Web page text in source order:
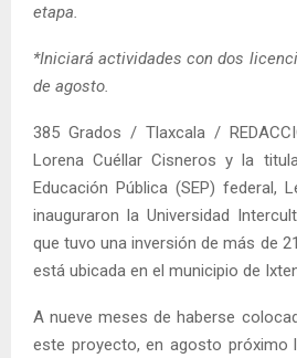
etapa.
*Iniciará actividades con dos
de agosto.
385 Grados / Tlaxcala /
Lorena Cuéllar Cisneros y la
Educación Pública (SEP) federal,
inauguraron la Universidad
que tuvo una inversión de más de
está ubicada en el municipio de
A nueve meses de haberse
este proyecto, en agosto próximo